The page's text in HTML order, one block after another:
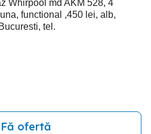
Whirpool md AKM 528, 4
functional ,450 lei, alb,
tel.
Fă ofertă